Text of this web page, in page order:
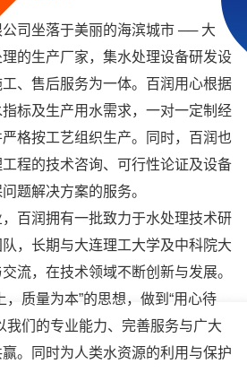
司坐落于美丽的海滨城市 ── 大
的生产厂家，集水处理设备研发设
、售后服务为一体。百润用心根据
标及生产用水需求，一对一定制经
格按工艺组织生产。同时，百润也
程的技术咨询、可行性论证及设备
题解决方案的服务。
百润拥有一批致力于水处理技术研
，长期与大连理工大学及中科院大
流，在技术领域不断创新与发展。
，质量为本”的思想，做到“用心待
我们的专业能力、完善服务与广大
。同时为人类水资源的利用与保护